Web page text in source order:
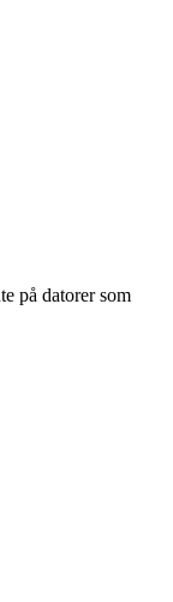
på datorer som